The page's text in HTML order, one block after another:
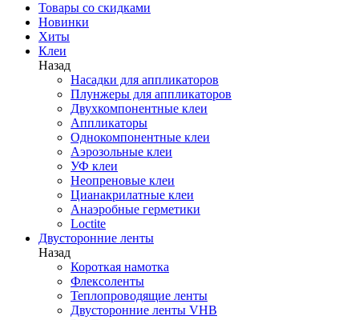
Товары со скидками
Новинки
Хиты
Клеи
Назад
Насадки для аппликаторов
Плунжеры для аппликаторов
Двухкомпонентные клеи
Аппликаторы
Однокомпонентные клеи
Аэрозольные клеи
УФ клеи
Неопреновые клеи
Цианакрилатные клеи
Анаэробные герметики
Loctite
Двусторонние ленты
Назад
Короткая намотка
Флексоленты
Теплопроводящие ленты
Двусторонние ленты VHB